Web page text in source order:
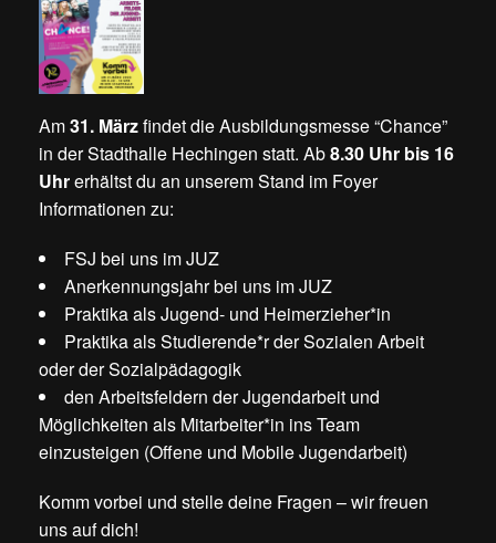
Am31. Märzfindet die Ausbildungsmesse “Chance”
in der Stadthalle Hechingen statt. Ab8.30 Uhr bis 16
Uhrerhältst du an unserem Stand im Foyer
Informationen zu:
FSJ bei uns im JUZ
Anerkennungsjahr bei uns im JUZ
Praktika als Jugend- und Heimerzieher*in
Praktika als Studierende*r der Sozialen Arbeit
oder der Sozialpädagogik
den Arbeitsfeldern der Jugendarbeit und
Möglichkeiten als Mitarbeiter*in ins Team
einzusteigen (Offene und Mobile Jugendarbeit)
Komm vorbei und stelle deine Fragen – wir freuen
uns auf dich!